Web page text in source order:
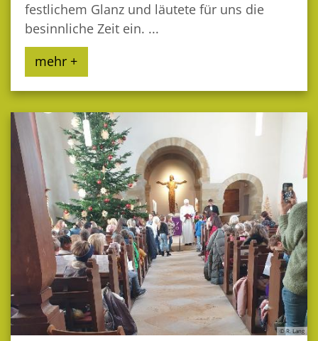
festlichem Glanz und läutete für uns die
besinnliche Zeit ein. ...
mehr +
© R. Lang